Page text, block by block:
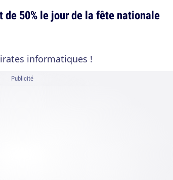
50% le jour de la fête nationale
informatiques !
Publicité